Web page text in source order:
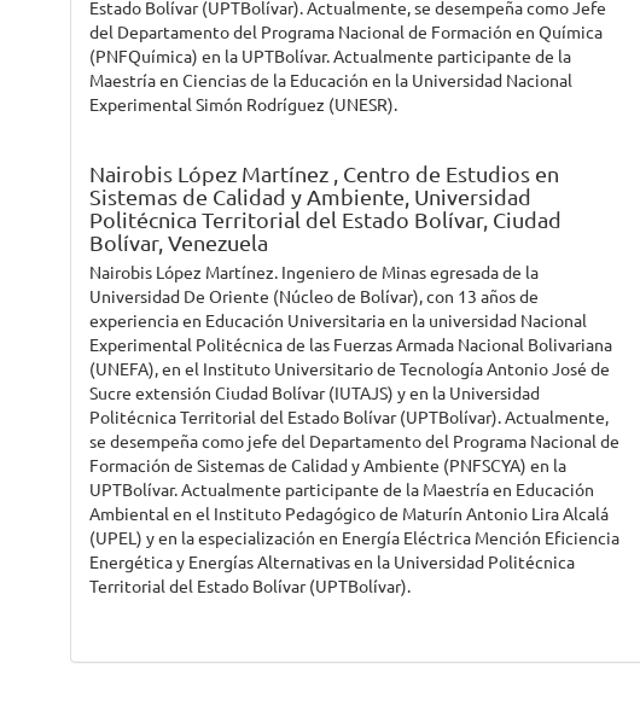
Estado Bolívar (UPTBolívar). Actualmente, se desempeña como Jefe
del Departamento del Programa Nacional de Formación en Química
(PNFQuímica) en la UPTBolívar. Actualmente participante de la
Maestría en Ciencias de la Educación en la Universidad Nacional
Experimental Simón Rodríguez (UNESR).
Nairobis López Martínez , Centro de Estudios en
Sistemas de Calidad y Ambiente, Universidad
Politécnica Territorial del Estado Bolívar, Ciudad
Bolívar, Venezuela
Nairobis López Martínez. Ingeniero de Minas egresada de la
Universidad De Oriente (Núcleo de Bolívar), con 13 años de
experiencia en Educación Universitaria en la universidad Nacional
Experimental Politécnica de las Fuerzas Armada Nacional Bolivariana
(UNEFA), en el Instituto Universitario de Tecnología Antonio José de
Sucre extensión Ciudad Bolívar (IUTAJS) y en la Universidad
Politécnica Territorial del Estado Bolívar (UPTBolívar). Actualmente,
se desempeña como jefe del Departamento del Programa Nacional de
Formación de Sistemas de Calidad y Ambiente (PNFSCYA) en la
UPTBolívar. Actualmente participante de la Maestría en Educación
Ambiental en el Instituto Pedagógico de Maturín Antonio Lira Alcalá
(UPEL) y en la especialización en Energía Eléctrica Mención Eficiencia
Energética y Energías Alternativas en la Universidad Politécnica
Territorial del Estado Bolívar (UPTBolívar).